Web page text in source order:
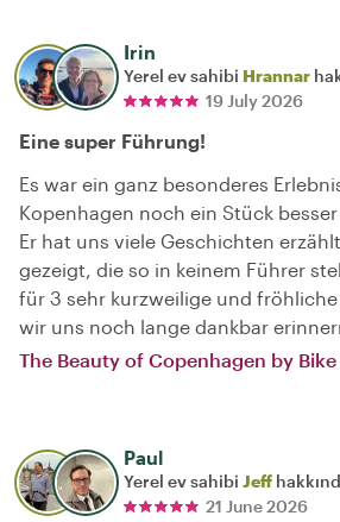
Irin
Yerel ev sahibi Hrannar
19 July 2026
Eine super Führung!
Es war ein ganz besonderes
Kopenhagen noch ein Stück
Er hat uns viele Geschichten
gezeigt, die so in keinem Führer
für 3 sehr kurzweilige und
wir uns noch lange dankbar
The Beauty of Copenhagen by Bike
Paul
Yerel ev sahibi Jeff
21 June 2026